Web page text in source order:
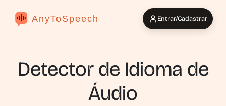
AnyToSpeech Entrar/Cadastrar
Detector de Idioma de
Áudio